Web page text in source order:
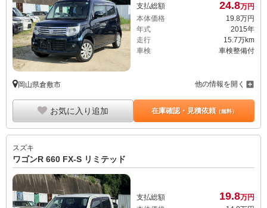
支払総額 24.8万円
本体価格
19. 8万円
年式
2015年
走行
15.7万km
車検
車検整備付
岡山県倉敷市 他の情報を開く
お気に入り追加 在庫確認・見積依頼（無料）
スズキ
ワゴンR 660 FX-S リミテッド
支払総額 19.8万円